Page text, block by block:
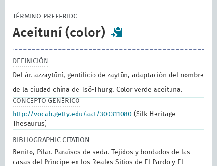
TÉRMINO PREFERIDO
Aceituní (color)
DEFINICIÓN
Del ár. azzaytūnī, gentilicio de zaytūn, adaptación del nombre
de la ciudad china de Tsö-Thung. Color verde aceituna.
CONCEPTO GENÉRICO
http://vocab.getty.edu/aat/300311080 (Silk Heritage
Thesaurus)
BIBLIOGRAPHIC CITATION
Benito, Pilar. Paraísos de seda. Tejidos y bordados de las
casas del Príncipe en los Reales Sitios de El Pardo y El